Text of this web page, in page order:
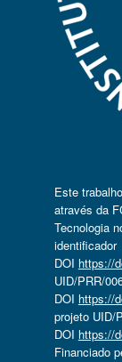
Este
através da
Tecnologia
identificador
DOI https://
UID/PRR/
DOI https://
projeto UID/
DOI https://
Financiado